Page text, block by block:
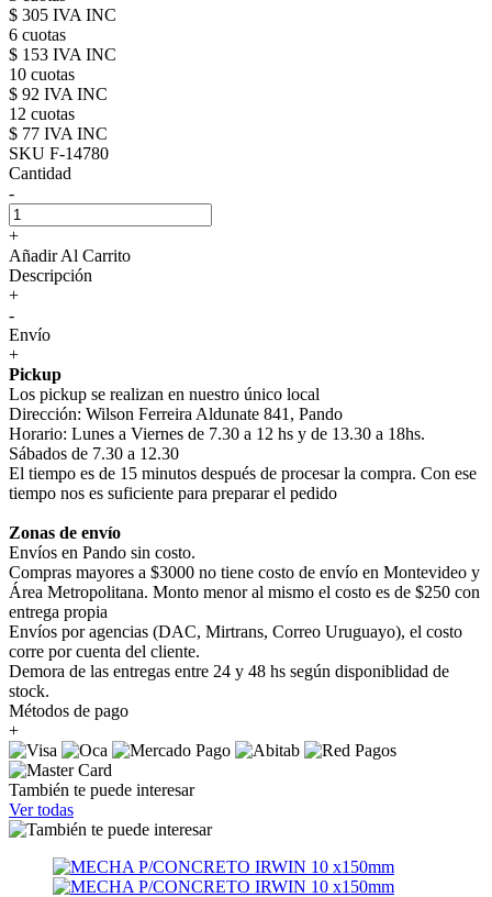
$ 305 IVA INC
6 cuotas
$ 153 IVA INC
10 cuotas
$ 92 IVA INC
12 cuotas
$ 77 IVA INC
SKU F-14780
Cantidad
-
+
Añadir Al Carrito
Descripción
+
-
Envío
+
Pickup
Los pickup se realizan en nuestro único local
Dirección: Wilson Ferreira Aldunate 841, Pando
Horario: Lunes a Viernes de 7.30 a 12 hs y de 13.30 a 18hs.
Sábados de 7.30 a 12.30
El tiempo es de 15 minutos después de procesar la compra. Con ese
tiempo nos es suficiente para preparar el pedido
Zonas de envío
Envíos en Pando sin costo.
Compras mayores a $3000 no tiene costo de envío en Montevideo y
Área Metropolitana. Monto menor al mismo el costo es de $250 con
entrega propia
Envíos por agencias (DAC, Mirtrans, Correo Uruguayo), el costo
corre por cuenta del cliente.
Demora de las entregas entre 24 y 48 hs según disponiblidad de
stock.
Métodos de pago
+
También te puede interesar
Ver todas